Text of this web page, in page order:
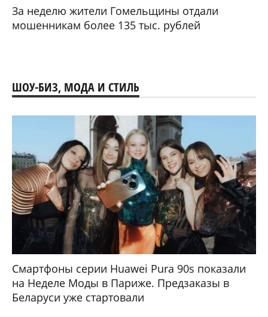
За неделю жители Гомельщины отдали
мошенникам более 135 тыс. рублей
ШОУ-БИЗ, МОДА И СТИЛЬ
Смартфоны серии Huawei Pura 90s показали
на Неделе Моды в Париже. Предзаказы в
Беларуси уже стартовали